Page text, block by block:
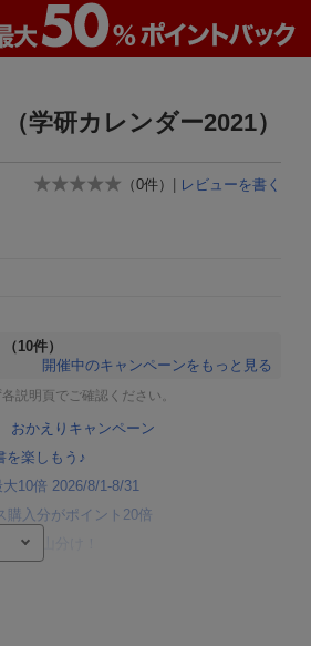
学研カレンダー2021）
（0件） | レビューを書く
（10件）
開催中のキャンペーンをもっと見る
説明頁でご確認ください。
おかえりキャンペーン
を楽しもう♪
10倍 2026/8/1-8/31
購入分がポイント20倍
ント山分け！